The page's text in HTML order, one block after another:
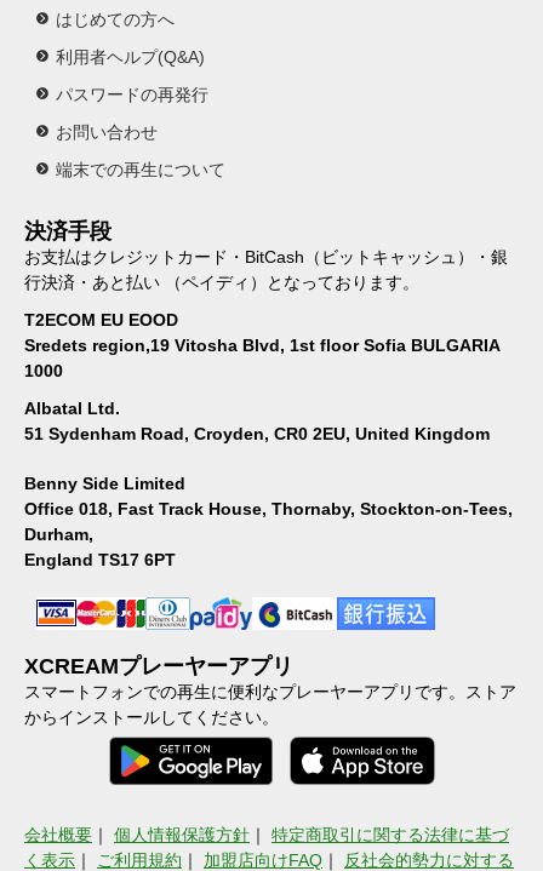
はじめての方へ
利用者ヘルプ(Q&A)
パスワードの再発行
お問い合わせ
端末での再生について
決済手段
お支払はクレジットカード・BitCash（ビットキャッシュ）・銀
行決済・あと払い （ペイディ）となっております。
T2ECOM EU EOOD
Sredets region,19 Vitosha Blvd, 1st floor Sofia BULGARIA
1000
Albatal Ltd.
51 Sydenham Road, Croyden, CR0 2EU, United Kingdom
Benny Side Limited
Office 018, Fast Track House, Thornaby, Stockton-on-Tees,
Durham,
England TS17 6PT
XCREAMプレーヤーアプリ
スマートフォンでの再生に便利なプレーヤーアプリです。ストア
からインストールしてください。
会社概要 ｜ 個人情報保護方針 ｜ 特定商取引に関する法律に基づ
く表示 ｜ ご利用規約 ｜ 加盟店向けFAQ ｜ 反社会的勢力に対する